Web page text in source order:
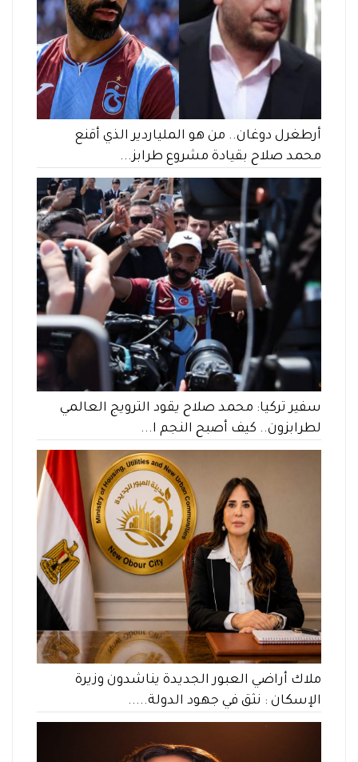
أرطغرل دوغان.. من هو الملياردير الذي أقنع
محمد صلاح بقيادة مشروع طرابز...
سفير تركيا: محمد صلاح يقود الترويج العالمي
لطرابزون.. كيف أصبح النجم ا...
ملاك أراضي العبور الجديدة يناشدون وزيرة
الإسكان : نثق في جهود الدولة.....